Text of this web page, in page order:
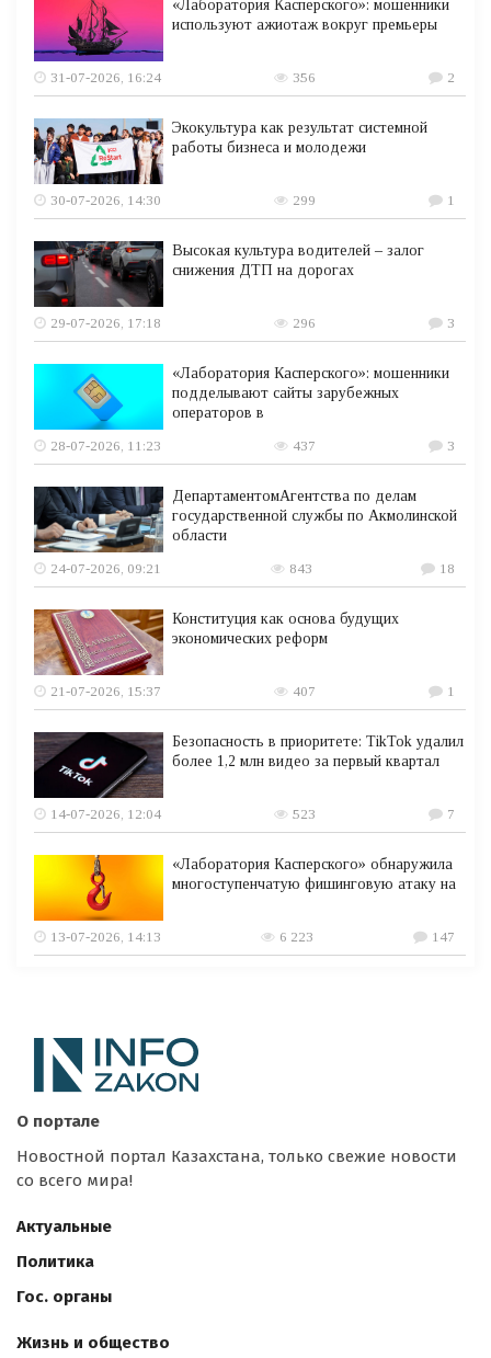
«Лаборатория Касперского»: мошенники
используют ажиотаж вокруг премьеры
31-07-2026, 16:24 356 2
Экокультура как результат системной
работы бизнеса и молодежи
30-07-2026, 14:30 299 1
Высокая культура водителей – залог
снижения ДТП на дорогах
29-07-2026, 17:18 296 3
«Лаборатория Касперского»: мошенники
подделывают сайты зарубежных
операторов в
28-07-2026, 11:23
437 3
ДепартаментомАгентства по делам
государственной службы по Акмолинской
области
24-07-2026, 09:21
843 18
Конституция как основа будущих
экономических реформ
21-07-2026, 15:37 407 1
Безопасность в приоритете: TikTok удалил
более 1,2 млн видео за первый квартал
14-07-2026, 12:04 523 7
«Лаборатория Касперского» обнаружила
многоступенчатую фишинговую атаку на
13-07-2026, 14:13 6 223 147
О портале
Новостной портал Казахстана, только свежие новости
со всего мира!
Актуальные
Политика
Гос. органы
Жизнь и общество